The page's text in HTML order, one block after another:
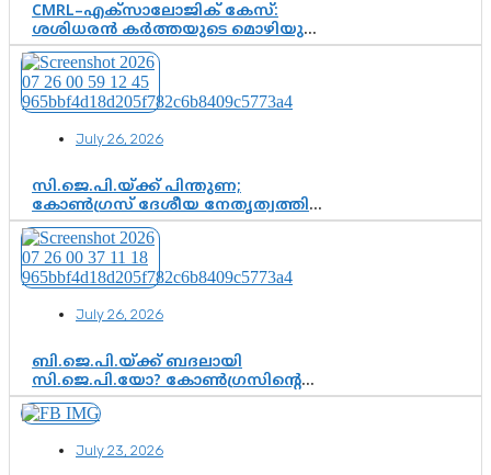
CMRL–എക്‌സാലോജിക് കേസ്:
ശശിധരൻ കർത്തയുടെ മൊഴിയുടെ
അടിസ്ഥാനത്തിൽ പിണറായി
വിജയനെ ചോദ്യം ചെയ്യുന്നതിൽ ഉടൻ
തീരുമാനം; വീണയ്‌ക്കെതിരെ
കൂടുതൽ തെളിവുകൾ പരിശോധിച്ച്
July 26, 2026
സി.ജെ.പി.യ്ക്ക് പിന്തുണ;
കോൺഗ്രസ് ദേശീയ നേതൃത്വത്തിൽ
ആശങ്കയോ? പാർട്ടിക്കുള്ളിൽ
ഭിന്നാഭിപ്രായമെന്ന വിലയിരുത്തൽ
July 26, 2026
ബി.ജെ.പി.യ്ക്ക് ബദലായി
സി.ജെ.പി.യോ? കോൺഗ്രസിന്റെ
രാഷ്ട്രീയ ഇടം കൈവശപ്പെടുത്താൻ
സിജെപി ഉയർന്നുകഴിഞ്ഞോ?
വഴിത്തിരിവ്
July 23, 2026